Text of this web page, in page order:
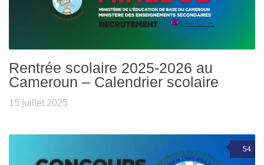
Rentrée scolaire 2025-2026 au
Cameroun – Calendrier scolaire
15 juillet 2025
54